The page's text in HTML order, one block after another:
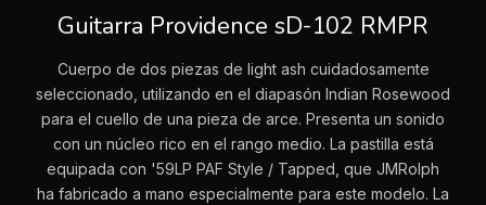
Guitarra Providence sD-102 RMPR
Cuerpo de dos piezas de light ash cuidadosamente
seleccionado, utilizando en el diapasón Indian Rosewood
para el cuello de una pieza de arce. Presenta un sonido
con un núcleo rico en el rango medio. La pastilla está
equipada con '59LP PAF Style / Tapped, que JMRolph
ha fabricado a mano especialmente para este modelo. La